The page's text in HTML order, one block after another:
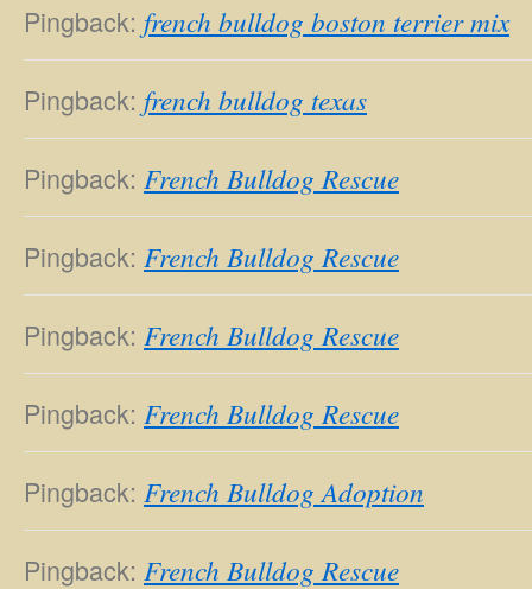
Pingback: french bulldog boston terrier mix
Pingback: french bulldog texas
Pingback: French Bulldog Rescue
Pingback: French Bulldog Rescue
Pingback: French Bulldog Rescue
Pingback: French Bulldog Rescue
Pingback: French Bulldog Adoption
Pingback: French Bulldog Rescue